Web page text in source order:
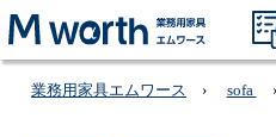
業務用家具エムワース sofa